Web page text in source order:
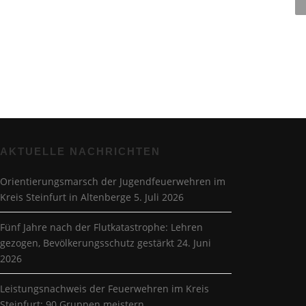
AKTUELLE NACHRICHTEN
Orientierungsmarsch der Jugendfeuerwehren im
Kreis Steinfurt in Altenberge 5. Juli 2026
Fünf Jahre nach der Flutkatastrophe: Lehren
gezogen, Bevölkerungsschutz gestärkt 24. Juni
2026
Leistungsnachweis der Feuerwehren im Kreis